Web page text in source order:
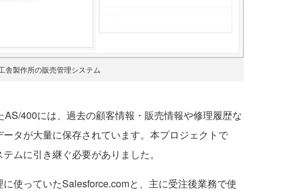
舎製作所の販売管理システム
400には、過去の顧客情報・販売情報や修理履歴な
タが大量に保存されています。本プロジェクトで
ムに引き継ぐ必要がありました。
使っていたSalesforce.comと、主に受注後業務で使